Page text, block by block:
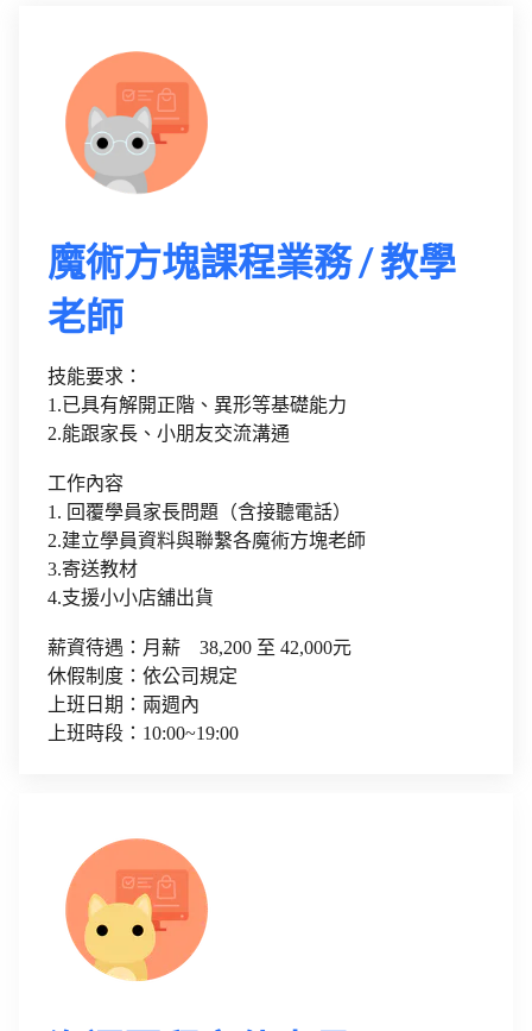
魔術方塊課程業務 / 教學
老師
技能要求：
1.已具有解開正階、異形等基礎能力
2.能跟家長、小朋友交流溝通
工作內容
1. 回覆學員家長問題（含接聽電話）
2.建立學員資料與聯繫各魔術方塊老師
3.寄送教材
4.支援小小店舖出貨
薪資待遇：月薪 38,200 至 42,000元
休假制度：依公司規定
上班日期：兩週內
上班時段：10:00~19:00